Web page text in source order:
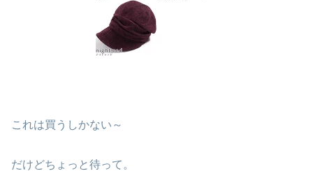
これは買うしかない～
だけどちょっと待って。